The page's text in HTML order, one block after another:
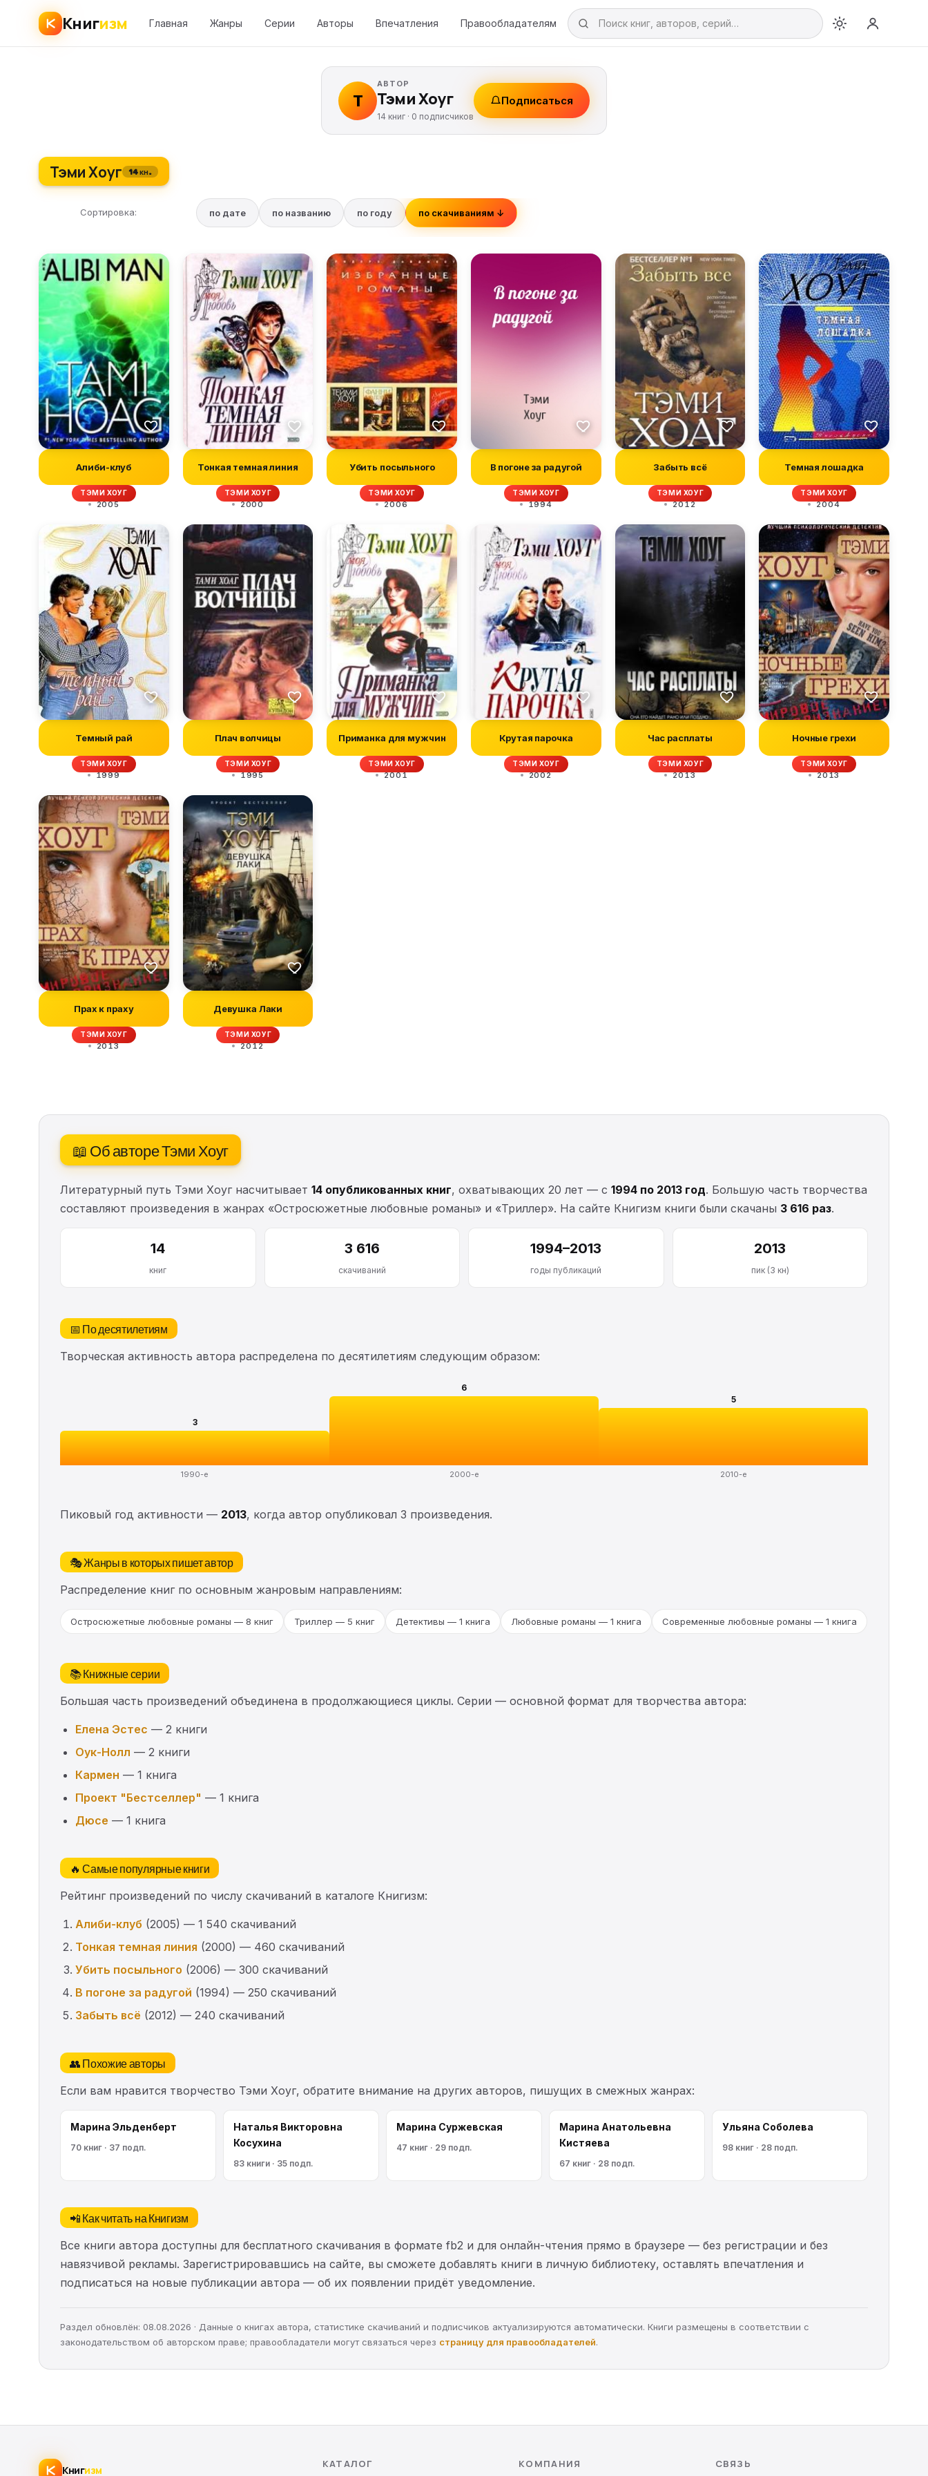
Книгизм Главная Жанры Серии Авторы Впечатления Правообладателям
Т
АВТОР
Тэми Хоуг
14 книг · 0 подписчиков
Подписаться
Тэми Хоуг 14 кн.
Сортировка: по дате по названию по году по скачиваниям ↓
Алиби-клуб
ТЭМИ ХОУГ
2005
Тонкая темная линия
ТЭМИ ХОУГ
2000
Убить посыльного
ТЭМИ ХОУГ
2006
В погоне за радугой
ТЭМИ ХОУГ
1994
Забыть всё
ТЭМИ ХОУГ
2012
Темная лошадка
ТЭМИ ХОУГ
2004
Темный рай
ТЭМИ ХОУГ
1999
Плач волчицы
ТЭМИ ХОУГ
1995
Приманка для мужчин
ТЭМИ ХОУГ
2001
Крутая парочка
ТЭМИ ХОУГ
2002
Час расплаты
ТЭМИ ХОУГ
2013
Ночные грехи
ТЭМИ ХОУГ
2013
Прах к праху
ТЭМИ ХОУГ
2013
Девушка Лаки
ТЭМИ ХОУГ
2012
📖 Об авторе Тэми Хоуг
Литературный путь Тэми Хоуг насчитывает 14 опубликованных книг, охватывающих 20 лет — с 1994 по 2013 год. Большую часть творчества
составляют произведения в жанрах «Остросюжетные любовные романы» и «Триллер». На сайте Книгизм книги были скачаны 3 616 раз.
14
книг
3 616
скачиваний
1994–2013
годы публикаций
2013
пик (3 кн)
📅 По десятилетиям
Творческая активность автора распределена по десятилетиям следующим образом:
3
1990-е
6
2000-е
5
2010-е
Пиковый год активности — 2013, когда автор опубликовал 3 произведения.
🎭 Жанры в которых пишет автор
Распределение книг по основным жанровым направлениям:
Остросюжетные любовные романы — 8 книг Триллер — 5 книг Детективы — 1 книга Любовные романы — 1 книга Современные любовные романы — 1 книга
📚 Книжные серии
Большая часть произведений объединена в продолжающиеся циклы. Серии — основной формат для творчества автора:
Елена Эстес — 2 книги
Оук-Нолл — 2 книги
Кармен — 1 книга
Проект "Бестселлер" — 1 книга
Дюсе — 1 книга
🔥 Самые популярные книги
Рейтинг произведений по числу скачиваний в каталоге Книгизм:
Алиби-клуб (2005) — 1 540 скачиваний
Тонкая темная линия (2000) — 460 скачиваний
Убить посыльного (2006) — 300 скачиваний
В погоне за радугой (1994) — 250 скачиваний
Забыть всё (2012) — 240 скачиваний
👥 Похожие авторы
Если вам нравится творчество Тэми Хоуг, обратите внимание на других авторов, пишущих в смежных жанрах:
Марина Эльденберт
70 книг · 37 подп.
Наталья Викторовна
Косухина
83 книги · 35 подп.
Марина Cyржевcкая
47 книг · 29 подп.
Марина Анатольевна
Кистяева
67 книг · 28 подп.
Ульяна Соболева
98 книг · 28 подп.
📲 Как читать на Книгизм
Все книги автора доступны для бесплатного скачивания в формате fb2 и для онлайн-чтения прямо в браузере — без регистрации и без
навязчивой рекламы. Зарегистрировавшись на сайте, вы сможете добавлять книги в личную библиотеку, оставлять впечатления и
подписаться на новые публикации автора — об их появлении придёт уведомление.
Раздел обновлён: 08.08.2026 · Данные о книгах автора, статистике скачиваний и подписчиков актуализируются автоматически. Книги размещены в соответствии с
законодательством об авторском праве; правообладатели могут связаться через страницу для правообладателей.
Книгизм
КАТАЛОГ КОМПАНИЯ СВЯЗЬ